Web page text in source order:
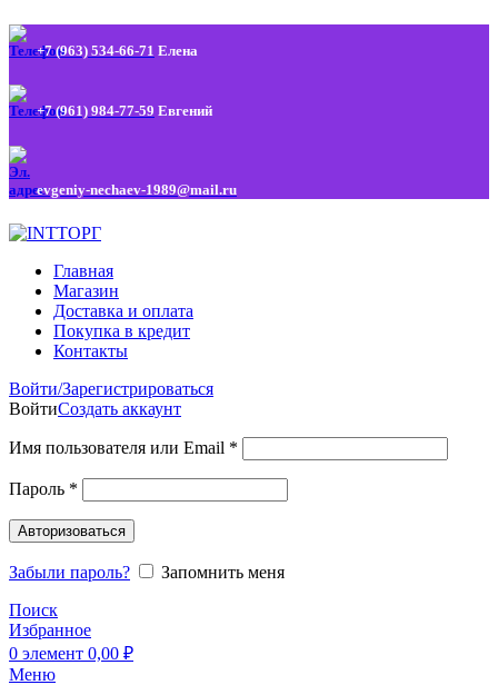
+7 (963) 534-66-71 Елена
+7 (961) 984-77-59 Евгений
evgeniy-nechaev-1989@mail.ru
Главная
Магазин
Доставка и оплата
Покупка в кредит
Контакты
Войти/Зарегистрироваться
ВойтиСоздать аккаунт
Имя пользователя или Email *
Пароль *
Авторизоваться
Забыли пароль?
Запомнить меня
Поиск
Избранное
0 элемент 0,00 ₽
Меню